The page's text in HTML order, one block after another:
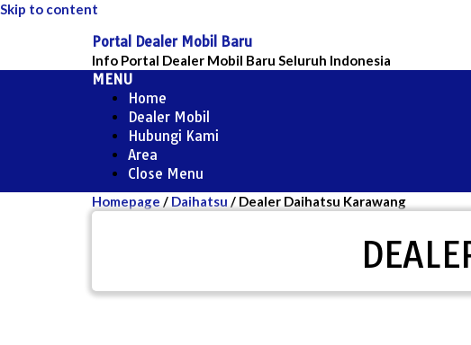
Skip to content
Portal Dealer Mobil Baru
Info Portal Dealer Mobil Baru Seluruh Indonesia
MENU
Home
Dealer Mobil
Hubungi Kami
Area
Close Menu
Homepage / Daihatsu / Dealer Daihatsu Karawang